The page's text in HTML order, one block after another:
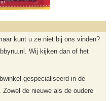
kunt u ze niet bij ons vinden?
Wij kijken dan of het
gespecialiseerd in de
de nieuwe als de oudere